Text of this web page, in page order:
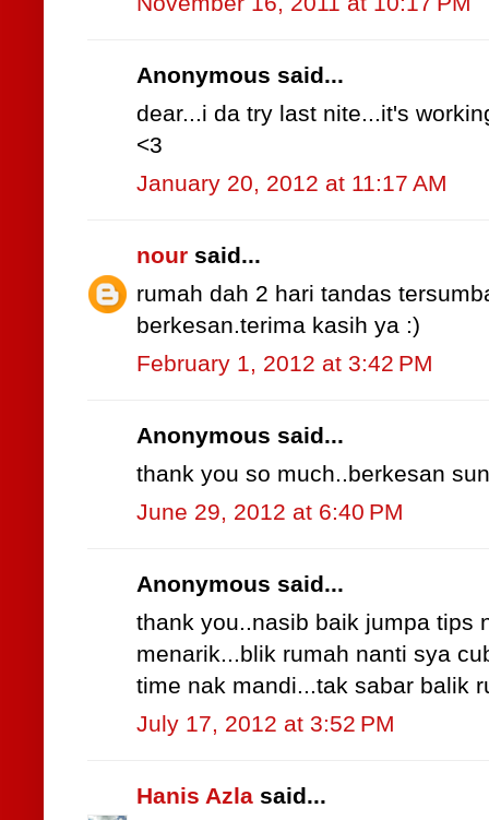
Anonymous said...
dear...i da try last nite...it's
<3
January 20, 2012 at 11:17 AM
nour said...
rumah dah 2 hari tandas
berkesan.terima kasih ya :)
February 1, 2012 at 3:42 PM
Anonymous said...
thank you so much..berkesan
June 29, 2012 at 6:40 PM
Anonymous said...
thank you..nasib baik jumpa tips
menarik...blik rumah nanti sya
time nak mandi...tak sabar balik
July 17, 2012 at 3:52 PM
Hanis Azla said...